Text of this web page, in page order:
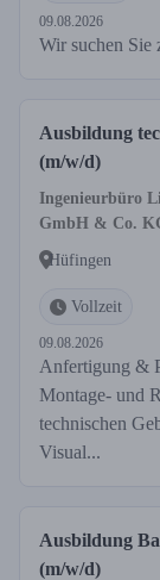
09.08.2026
Wir suchen Sie
Ausbildung
(m/w/d)
Ingenieurbüro
GmbH & Co.
Hüfingen
Vollzeit
09.08.2026
Anfertigung &
Montage- und
technischen
Visual...
Ausbildung
(m/w/d)